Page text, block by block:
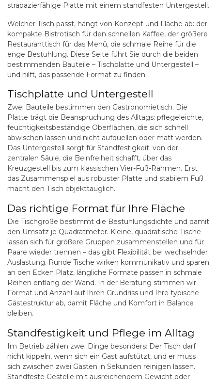
strapazierfähige Platte mit einem standfesten Untergestell.
Welcher Tisch passt, hängt von Konzept und Fläche ab: der
kompakte Bistrotisch für den schnellen Kaffee, der größere
Restauranttisch für das Menü, die schmale Reihe für die
enge Bestuhlung. Diese Seite führt Sie durch die beiden
bestimmenden Bauteile – Tischplatte und Untergestell –
und hilft, das passende Format zu finden.
Tischplatte und Untergestell
Zwei Bauteile bestimmen den Gastronomietisch. Die
Platte trägt die Beanspruchung des Alltags: pflegeleichte,
feuchtigkeitsbeständige Oberflächen, die sich schnell
abwischen lassen und nicht aufquellen oder matt werden.
Das Untergestell sorgt für Standfestigkeit: von der
zentralen Säule, die Beinfreiheit schafft, über das
Kreuzgestell bis zum klassischen Vier-Fuß-Rahmen. Erst
das Zusammenspiel aus robuster Platte und stabilem Fuß
macht den Tisch objekttauglich.
Das richtige Format für Ihre Fläche
Die Tischgröße bestimmt die Bestuhlungsdichte und damit
den Umsatz je Quadratmeter. Kleine, quadratische Tische
lassen sich für größere Gruppen zusammenstellen und für
Paare wieder trennen – das gibt Flexibilität bei wechselnder
Auslastung. Runde Tische wirken kommunikativ und sparen
an den Ecken Platz, längliche Formate passen in schmale
Reihen entlang der Wand. In der Beratung stimmen wir
Format und Anzahl auf Ihren Grundriss und Ihre typische
Gästestruktur ab, damit Fläche und Komfort in Balance
bleiben.
Standfestigkeit und Pflege im Alltag
Im Betrieb zählen zwei Dinge besonders: Der Tisch darf
nicht kippeln, wenn sich ein Gast aufstützt, und er muss
sich zwischen zwei Gästen in Sekunden reinigen lassen.
Standfeste Gestelle mit ausreichendem Gewicht oder